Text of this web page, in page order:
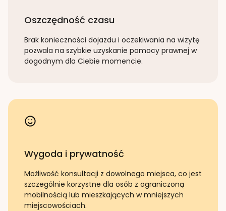
Oszczędność czasu
Brak konieczności dojazdu i oczekiwania na wizytę
pozwala na szybkie uzyskanie pomocy prawnej w
dogodnym dla Ciebie momencie.
Wygoda i prywatność
Możliwość konsultacji z dowolnego miejsca, co jest
szczególnie korzystne dla osób z ograniczoną
mobilnością lub mieszkających w mniejszych
miejscowościach.